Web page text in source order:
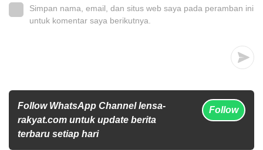
Simpan nama, email, dan situs web saya pada peramban ini
untuk komentar saya berikutnya.
Follow WhatsApp Channel lensa-
rakyat.com untuk update berita
terbaru setiap hari
Follow